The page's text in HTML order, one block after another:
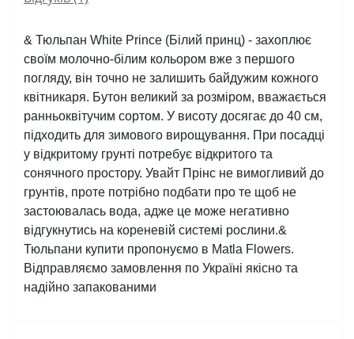
& Тюльпан White Prince (Білий принц) - захоплює
своїм молочно-білим кольором вже з першого
погляду, він точно не залишить байдужим кожного
квітникаря. Бутон великий за розміром, вважається
ранньоквітучим сортом. У висоту досягає до 40 см,
підходить для зимового вирощування. При посадці
у відкритому грунті потребує відкритого та
сонячного простору. Увайт Прінс не вимогливий до
грунтів, проте потрібно подбати про те щоб не
застоювалась вода, адже це може негативно
відгукнутись на кореневій системі рослини.&
Тюльпани купити пропонуємо в Matla Flowers.
Відправляємо замовлення по Україні якісно та
надійно запакованими